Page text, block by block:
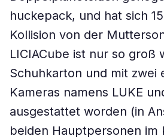
huckepack, und hat sich
Kollision von der
LICIACube ist nur so groß
Schuhkarton und mit zwei
Kameras namens LUKE
ausgestattet worden (in
beiden Hauptpersonen im